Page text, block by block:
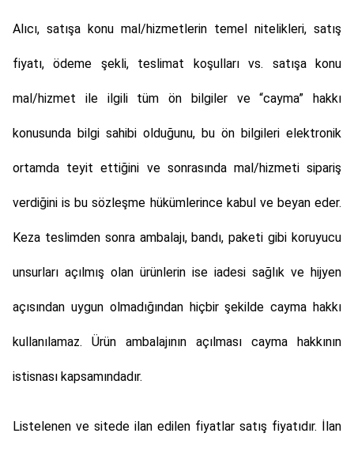
Alıcı, satışa konu mal/hizmetlerin temel nitelikleri, satış
fiyatı, ödeme şekli, teslimat koşulları vs. satışa konu
mal/hizmet ile ilgili tüm ön bilgiler ve “cayma” hakkı
konusunda bilgi sahibi olduğunu, bu ön bilgileri elektronik
ortamda teyit ettiğini ve sonrasında mal/hizmeti sipariş
verdiğini is bu sözleşme hükümlerince kabul ve beyan eder.
Keza teslimden sonra ambalajı, bandı, paketi gibi koruyucu
unsurları açılmış olan ürünlerin ise iadesi sağlık ve hijyen
açısından uygun olmadığından hiçbir şekilde cayma hakkı
kullanılamaz. Ürün ambalajının açılması cayma hakkının
istisnası kapsamındadır.
Listelenen ve sitede ilan edilen fiyatlar satış fiyatıdır. İlan